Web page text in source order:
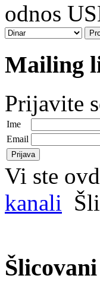
odnos
Mailing
Prijavite
Ime
Email
Vi ste
kanali